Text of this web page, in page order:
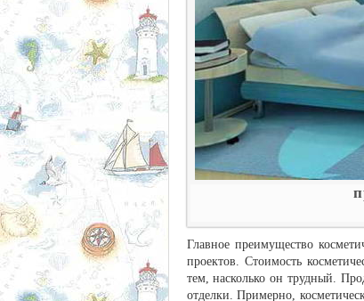
Главное преимущество
проектов. Стоимость
тем, насколько он трудный.
отделки. Примерно,